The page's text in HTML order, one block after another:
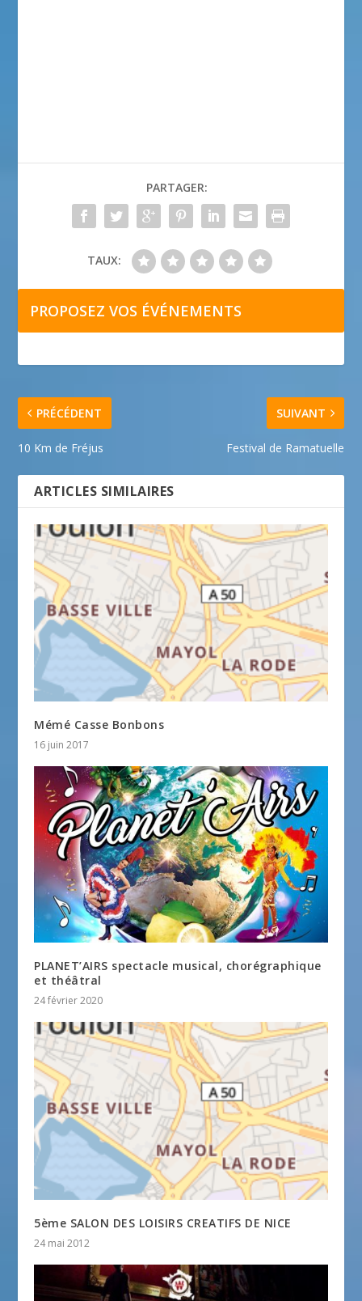
PARTAGER:
TAUX:
PROPOSEZ VOS ÉVÉNEMENTS
PRÉCÉDENT
10 Km de Fréjus
SUIVANT
Festival de Ramatuelle
ARTICLES SIMILAIRES
Mémé Casse Bonbons
16 juin 2017
PLANET’AIRS spectacle musical, chorégraphique
et théâtral
24 février 2020
5ème SALON DES LOISIRS CREATIFS DE NICE
24 mai 2012